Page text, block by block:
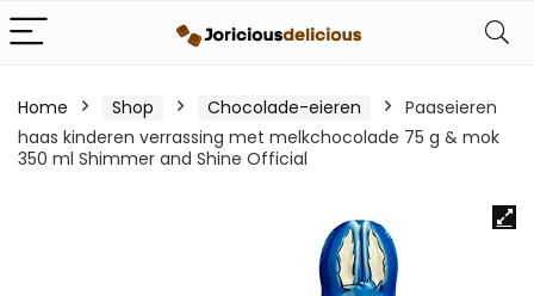
Home Shop Chocolade-eieren
Paaseieren
haas kinderen verrassing met melkchocolade 75 g & mok
350 ml Shimmer and Shine Official